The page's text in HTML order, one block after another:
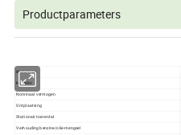
Productparameters
Motortype
Modelnr
Nominaal vermogen
Ontplaatsing
Stationair toerental
Verhouding benzine/olie-mengsel